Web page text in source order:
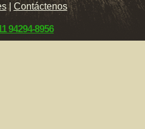
| Contáctenos
94294-8956